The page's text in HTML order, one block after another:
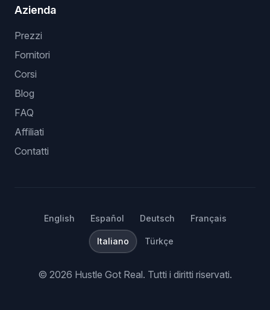
Azienda
Prezzi
Fornitori
Corsi
Blog
FAQ
Affiliati
Contatti
English Español Deutsch Français
Italiano Türkçe
© 2026 Hustle Got Real. Tutti i diritti riservati.